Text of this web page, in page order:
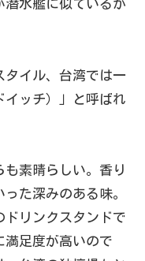
潜水艦に似ているか
タイル、台湾では一
イッチ）」と呼ばれ
素晴らしい。香り
た深みのある味。
ドリンクスタンドで
満足度が高いので